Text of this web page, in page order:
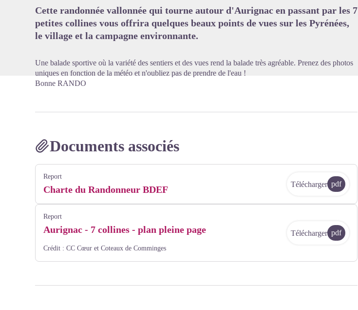
Cette randonnée vallonnée qui tourne autour d'Aurignac en passant par les 7
petites collines vous offrira quelques beaux points de vues sur les Pyrénées,
le village et la campagne environnante.
Une balade sportive où la variété des sentiers et des vues rend la balade très agréable. Prenez des photos
uniques en fonction de la météo et n'oubliez pas de prendre de l'eau !
Bonne RANDO
Documents associés
Report
Charte du Randonneur BDEF Télécharger pdf
Report
Aurignac - 7 collines - plan pleine page
Crédit : CC Cœur et Coteaux de Comminges
Télécharger pdf